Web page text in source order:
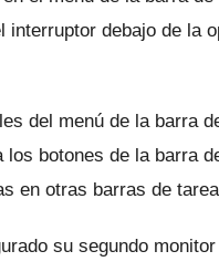
interruptor debajo de la
del menú de la barra
botones de la barra
en otras barras de
su segundo